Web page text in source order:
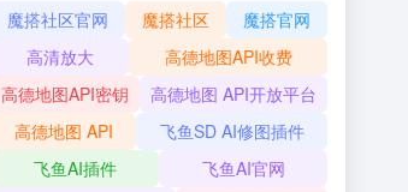
魔搭社区官网 魔搭社区
魔搭官网
高清放大
高德地图API收费
高德地图API密钥
高德地图 API开放平台
高德地图 API
飞鱼SD AI修图插件
飞鱼AI插件
飞鱼AI官网